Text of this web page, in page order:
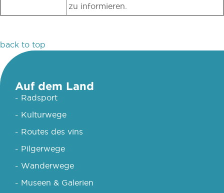
zu informieren.
back to top
Auf dem Land
- Radsport
- Kulturwege
- Routes des vins
- Pilgerwege
- Wanderwege
- Museen & Galerien